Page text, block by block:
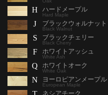
H ハードメープル
Hard Maple
J ブラックウォルナット
Black Walnut
S ブラックチェリー
Black Cherry
F ホワイトアッシュ
White Ash
Q ホワイトオーク
White Oak
N ヨーロピアンメープル
European Maple
ネシアチーク